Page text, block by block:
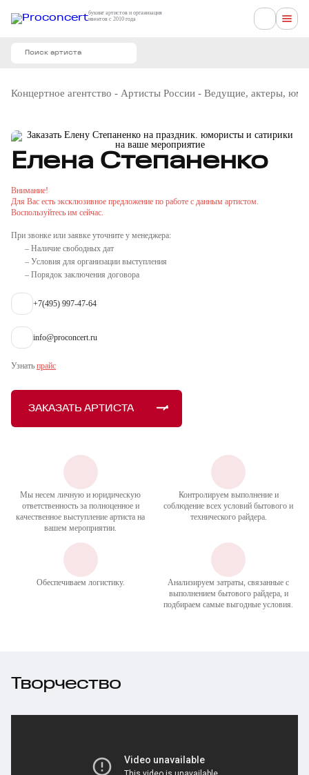
букинг артистов и организация
ивентов с 2010 года
Концертное агентство - Артисты России - Ведущие, актеры,
Елена Степаненко
Внимание!
Для Вас есть эксклюзивное предложение по работе с данным артистом.
Воспользуйтесь им сейчас.
При звонке или заявке уточните у менеджера:
– Наличие свободных дат
– Условия для организации выступления
– Порядок заключения договора
+7(495) 997-47-64
info@proconcert.ru
Узнать прайс
ЗАКАЗАТЬ АРТИСТА
Мы несем личную и юридическую
ответственность за полноценное и
качественное выступление артиста на
вашем мероприятии.
Контролируем выполнение и
соблюдение всех условий бытового и
технического райдера.
Обеспечиваем логистику.
Анализируем затраты, связанные с
выполнением бытового райдера, и
подбираем самые выгодные условия.
Творчество